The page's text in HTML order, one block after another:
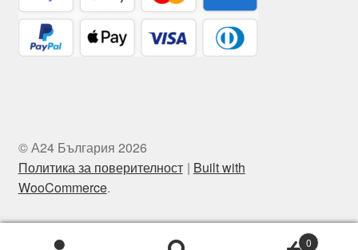
© А24 България 2026
Политика за поверителност
Built with
WooCommerce.
0